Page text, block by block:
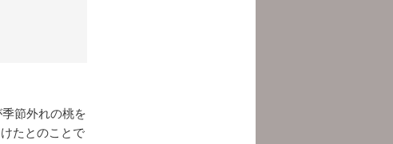
節外れの桃を
たとのことで